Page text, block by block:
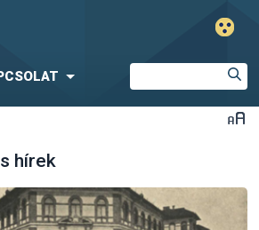
hírek